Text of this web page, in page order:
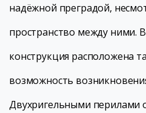
надёжной преградой,
пространство между ними.
конструкция расположена
возможность
Двухригельными перилами